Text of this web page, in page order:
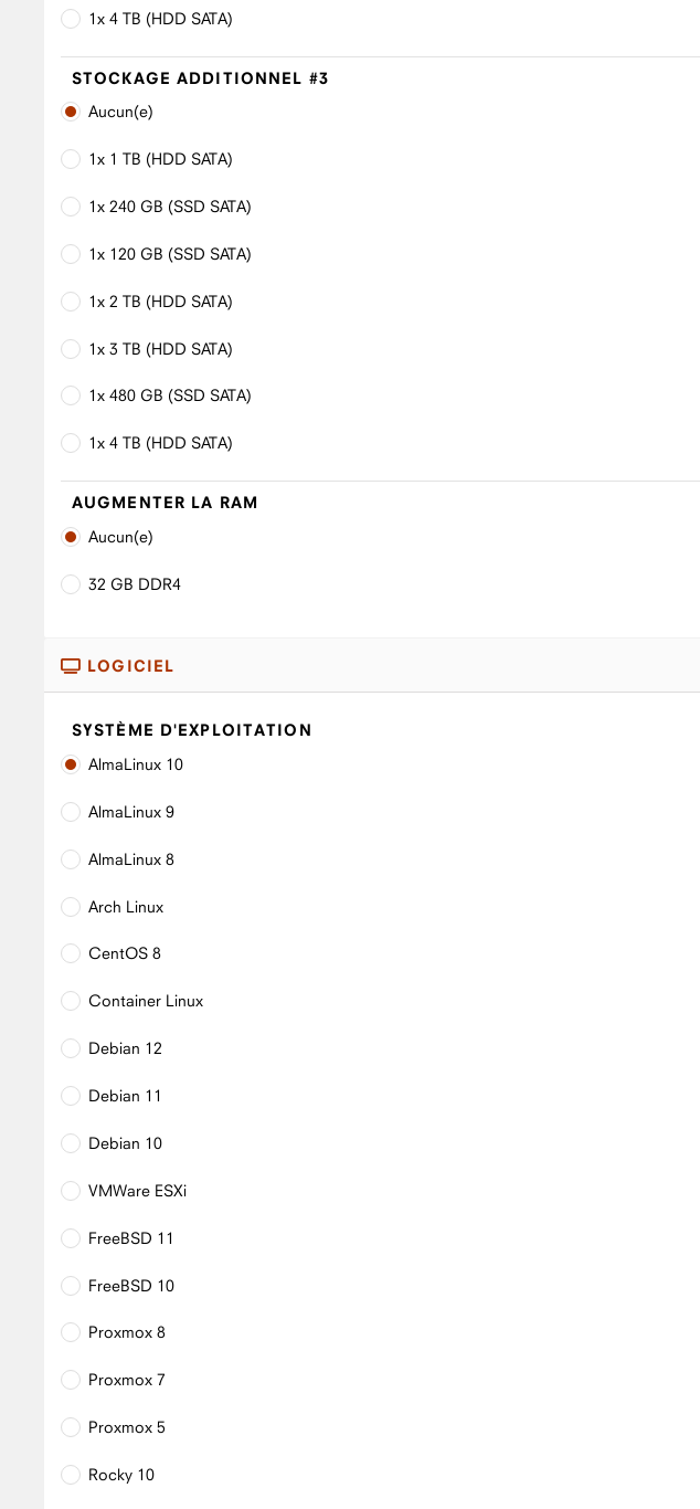
1x 4 TB (HDD SATA)
STOCKAGE ADDITIONNEL #3
Aucun(e)
1x 1 TB (HDD SATA)
1x 240 GB (SSD SATA)
1x 120 GB (SSD SATA)
1x 2 TB (HDD SATA)
1x 3 TB (HDD SATA)
1x 480 GB (SSD SATA)
1x 4 TB (HDD SATA)
AUGMENTER LA RAM
Aucun(e)
32 GB DDR4
LOGICIEL
SYSTÈME D'EXPLOITATION
AlmaLinux 10
AlmaLinux 9
AlmaLinux 8
Arch Linux
CentOS 8
Container Linux
Debian 12
Debian 11
Debian 10
VMWare ESXi
FreeBSD 11
FreeBSD 10
Proxmox 8
Proxmox 7
Proxmox 5
Rocky 10